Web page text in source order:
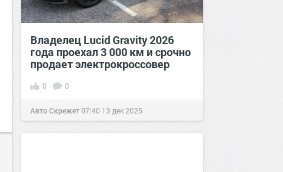
Владелец Lucid Gravity 2026
года проехал 3 000 км и срочно
продает электрокроссовер
0 0
Авто Скрежет07:40 13 дек 2025